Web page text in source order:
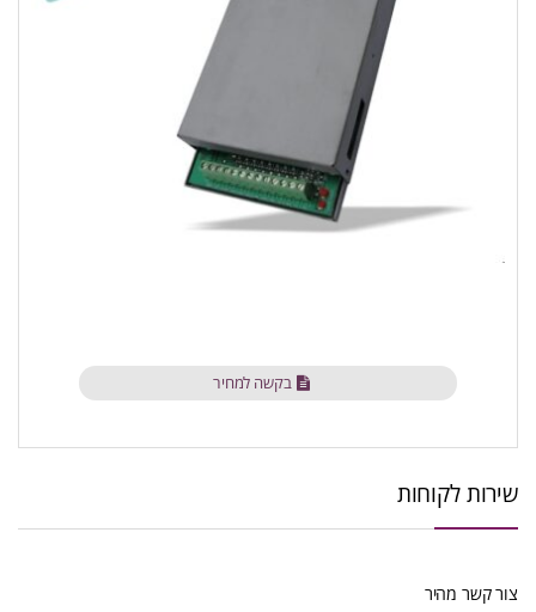
בקשה למחיר
שירות לקוחות
צור קשר מהיר